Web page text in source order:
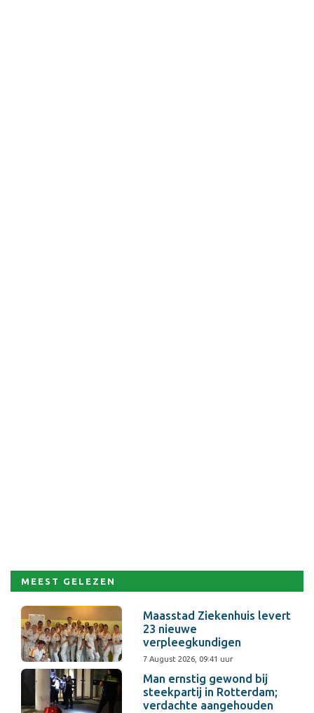
MEEST GELEZEN
Maasstad Ziekenhuis levert
23 nieuwe
verpleegkundigen
7 August 2026, 09:41 uur
Man ernstig gewond bij
steekpartij in Rotterdam;
verdachte aangehouden